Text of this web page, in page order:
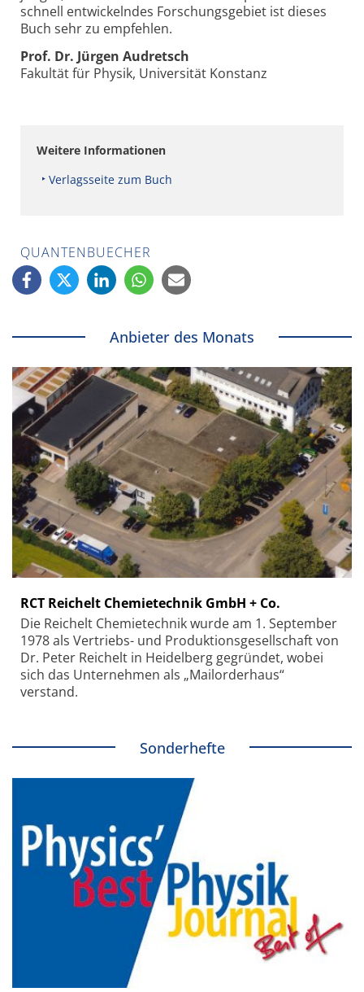
schnell entwickelndes Forschungsgebiet ist dieses
Buch sehr zu empfehlen.
Prof. Dr. Jürgen Audretsch
Fakultät für Physik, Universität Konstanz
Weitere Informationen
Verlagsseite zum Buch
QUANTENBUECHER
Anbieter des Monats
RCT Reichelt Chemietechnik GmbH + Co.
Die Reichelt Chemietechnik wurde am 1. September
1978 als Vertriebs- und Produktionsgesellschaft von
Dr. Peter Reichelt in Heidelberg gegründet, wobei
sich das Unternehmen als „Mailorderhaus“
verstand.
Sonderhefte